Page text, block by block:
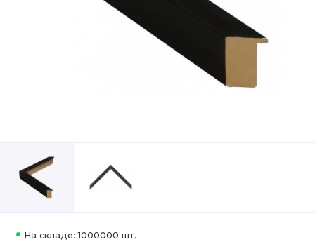
На складе: 1000000 шт.